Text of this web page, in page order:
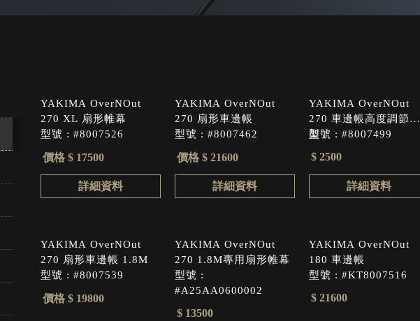
YAKIMA OverNOut
270 XL 扇形帷幕
型號 : #8007526
價格 $ 17500
詳細資料
YAKIMA OverNOut
270 扇形車邊帳
型號 : #8007462
價格 $ 21600
詳細資料
YAKIMA OverNOut
270 車邊帳高度調節支
架
型號 : #8007499
$ 2500
詳細資料
YAKIMA OverNOut
270 扇形車邊帳 1.8M
型號 : #8007539
價格 $ 19800
YAKIMA OverNOut
270 1.8M專用扇形帷幕
型號 :
#A25AA0600002
$ 13500
YAKIMA OverNOut
180 車邊帳
型號 : #KT8007516
$ 21600